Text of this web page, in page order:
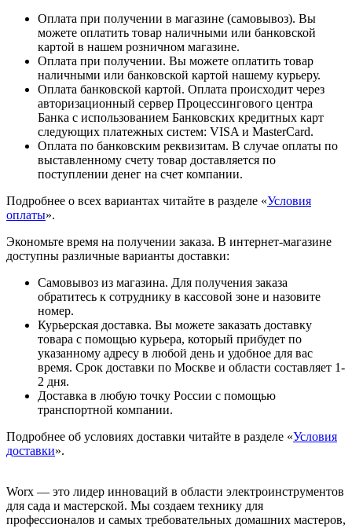
Оплата при получении в магазине (самовывоз). Вы
можете оплатить товар наличными или банковской
картой в нашем розничном магазине.
Оплата при получении. Вы можете оплатить товар
наличными или банковской картой нашему курьеру.
Оплата банковской картой. Оплата происходит через
авторизационный сервер Процессингового центра
Банка с использованием Банковских кредитных карт
следующих платежных систем: VISA и MasterCard.
Оплата по банковским реквизитам. В случае оплаты по
выставленному счету товар доставляется по
поступлении денег на счет компании.
Подробнее о всех вариантах читайте в разделе «Условия
оплаты».
Экономьте время на получении заказа. В интернет-магазине
доступны различные варианты доставки:
Самовывоз из магазина. Для получения заказа
обратитесь к сотруднику в кассовой зоне и назовите
номер.
Курьерская доставка. Вы можете заказать доставку
товара с помощью курьера, который прибудет по
указанному адресу в любой день и удобное для вас
время. Срок доставки по Москве и области составляет 1-
2 дня.
Доставка в любую точку России с помощью
транспортной компании.
Подробнее об условиях доставки читайте в разделе «Условия
доставки».
Worx — это лидер инноваций в области электроинструментов
для сада и мастерcкой. Мы создаем технику для
профессионалов и самых требовательных домашних мастеров,